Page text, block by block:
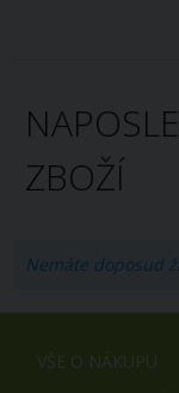
ZBOŽÍ
Nemáte doposud
VŠE O NÁKUPU